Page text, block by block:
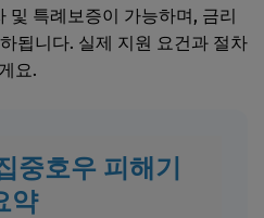
및 특례보증이 가능하며, 금리
됩니다. 실제 지원 요건과 절차
요.
중호우 피해기
약